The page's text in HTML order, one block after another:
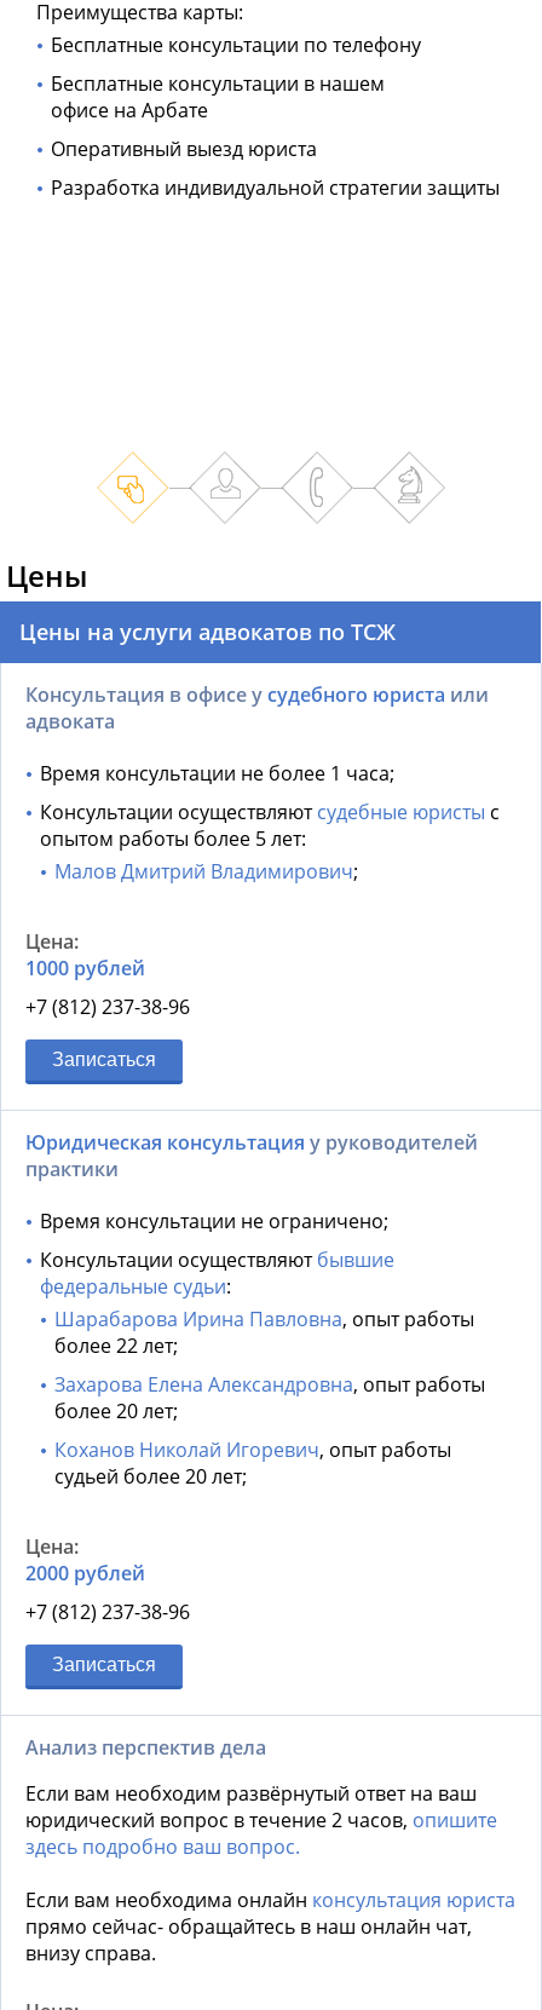
Преимущества карты:
Бесплатные консультации по телефону
Бесплатные консультации в нашем
офисе на Арбате
Оперативный выезд юриста
Разработка индивидуальной стратегии защиты
Цены
Цены на услуги адвокатов по ТСЖ
Консультация в офисе усудебного юриста или
адвоката
Время консультации не более 1 часа;
Консультации осуществляютсудебные юристы с
опытом работы более 5 лет:
Малов Дмитрий Владимирович;
1000 рублей
+7 (812) 237-38-96
Записаться
Юридическая консультация у руководителей
практики
Время консультации не ограничено;
Консультации осуществляютбывшие
федеральные судьи:
Шарабарова Ирина Павловна, опыт работы
более 22 лет;
Захарова Елена Александровна, опыт работы
более 20 лет;
Коханов Николай Игоревич, опыт работы
судьей более 20 лет;
2000 рублей
+7 (812) 237-38-96
Записаться
Анализ перспектив дела
Если вам необходим развёрнутый ответ на ваш
юридический вопрос в течение 2 часов, опишите
здесь подробно ваш вопрос.
Если вам необходима онлайн консультация юриста
прямо сейчас- обращайтесь в наш онлайн чат,
внизу справа.